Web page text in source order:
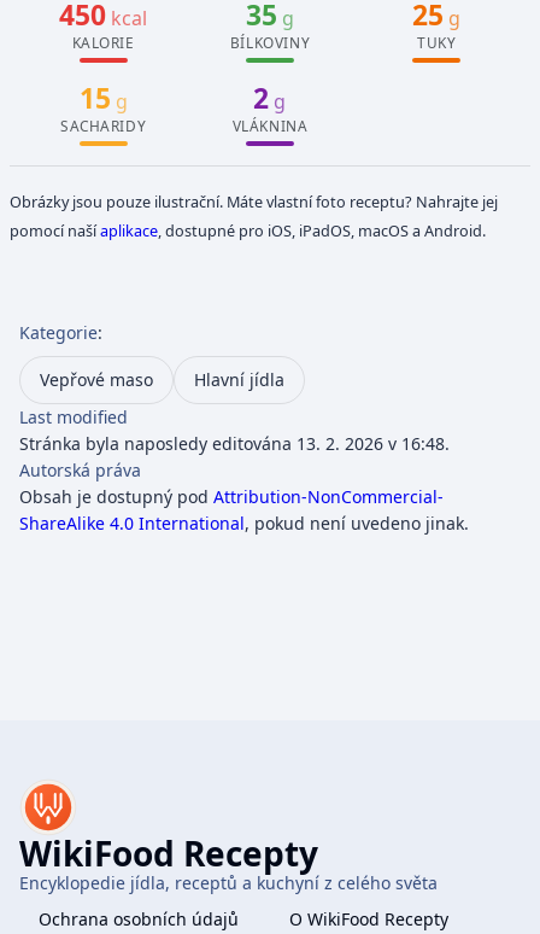
450 kcal
KALORIE
35 g
BÍLKOVINY
25 g
TUKY
15 g
SACHARIDY
2 g
VLÁKNINA
Obrázky jsou pouze ilustrační. Máte vlastní foto receptu? Nahrajte jej
pomocí našíaplikace , dostupné pro iOS, iPadOS, macOS a Android.
Kategorie:
Vepřové maso
Hlavní jídla
Last modified
Stránka byla naposledy editována 13. 2. 2026 v 16:48.
Autorská práva
Obsah je dostupný pod Attribution-NonCommercial-
ShareAlike 4.0 International, pokud není uvedeno jinak.
WikiFood Recepty
Encyklopedie jídla, receptů a kuchyní z celého světa
Ochrana osobních údajů
O WikiFood Recepty